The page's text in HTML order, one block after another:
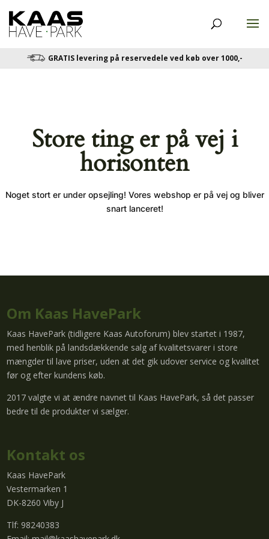
GRATIS levering på reservedele ved køb over 1000,-
Store ting er på vej i
horisonten
Noget stort er under opsejling! Vores webshop er på vej og bliver
snart lanceret!
Om Kaas HavePark
Kaas HavePark (tidligere Kaas Autoforum) blev startet i 1987,
med henblik på landsdækkende salg af kvalitetsvarer i store
mængder til lave priser, uden at det gik udover service og kvalitet
før og efter kundens køb.
2017 valgte vi at ændre navnet til Kaas HavePark, så det passer
bedre til de produkter vi sælger.
Kontakt os
Kaas HavePark
Vestermarken 1
DK-8260 Viby J
Tlf: 98240383